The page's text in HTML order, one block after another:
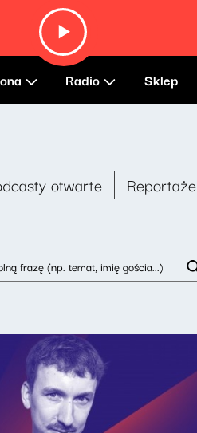
Radio Sklep
otwarte Reportaże